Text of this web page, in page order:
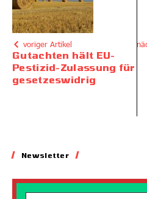
voriger Artikel
Gutachten hält EU-
Pestizid-Zulassung für
gesetzeswidrig
Newsletter